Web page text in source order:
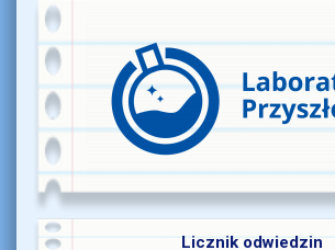
Licznik odwiedzin